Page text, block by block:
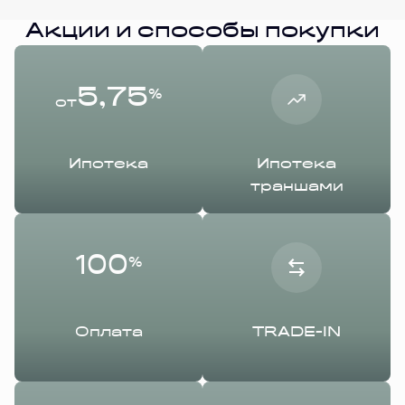
Акции и способы покупки
от5,75%
Ипотека
Ипотека
траншами
100%
Оплата TRADE-IN